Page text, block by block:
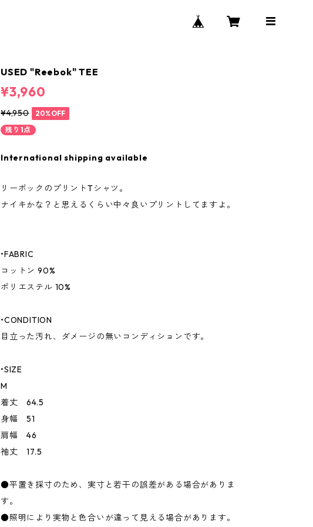
USED "Reebok" TEE
¥3,960
¥4,950
20%OFF
残り1点
International shipping available
リーボックのプリントTシャツ。
ナイキかな？と思えるくらい中々良いプリントしてますよ。
•FABRIC
コットン 90%
ポリエステル 10%
•CONDITION
目立った汚れ、ダメージの無いコンディションです。
•SIZE
M
着丈 64.5
身幅 51
肩幅 46
袖丈 17.5
●平置き採寸のため、実寸と若干の誤差がある場合がありま
す。
●照明により実物と色合いが違って見える場合があります。